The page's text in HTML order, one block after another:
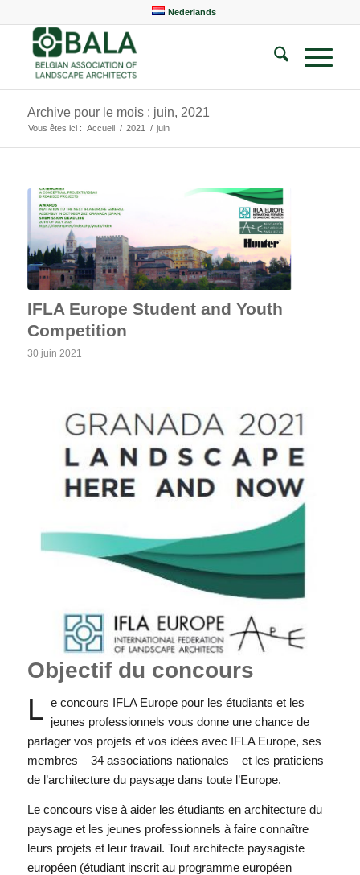
Nederlands
Archive pour le mois : juin, 2021
Vous êtes ici : Accueil / 2021 / juin
IFLA Europe Student and Youth
Competition
30 juin 2021
Objectif du concours
L e concours IFLA Europe pour les étudiants et les
jeunes professionnels vous donne une chance de
partager vos projets et vos idées avec IFLA Europe, ses
membres – 34 associations nationales – et les praticiens
de l’architecture du paysage dans toute l’Europe.
Le concours vise à aider les étudiants en architecture du
paysage et les jeunes professionnels à faire connaître
leurs projets et leur travail. Tout architecte paysagiste
européen (étudiant inscrit au programme européen